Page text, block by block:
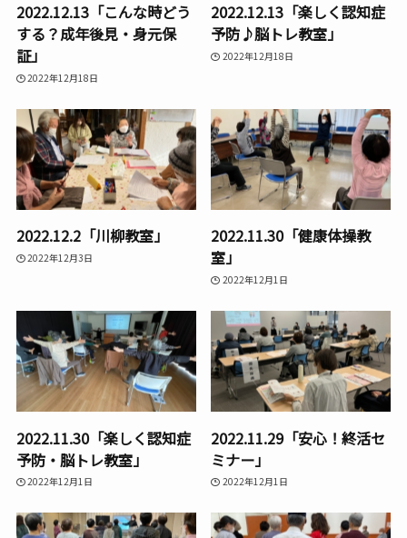
2022.12.13「こんな時どう
する？成年後見・身元保
証」
2022年12月18日
2022.12.13「楽しく認知症
予防♪脳トレ教室」
2022年12月18日
2022.12.2「川柳教室」
2022年12月3日
2022.11.30「健康体操教
室」
2022年12月1日
2022.11.30「楽しく認知症
予防・脳トレ教室」
2022年12月1日
2022.11.29「安心！終活セ
ミナー」
2022年12月1日